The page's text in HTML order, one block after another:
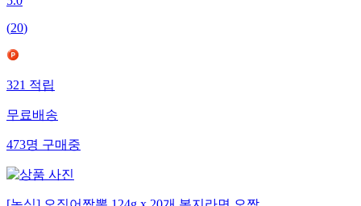
5.0
(20)
321적립
무료배송
473명구매중